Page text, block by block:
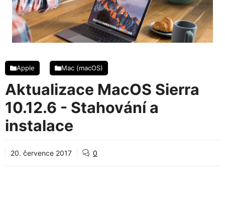
Apple Mac (macOS)
Aktualizace MacOS Sierra
10.12.6 - Stahování a
instalace
20. července 2017 0